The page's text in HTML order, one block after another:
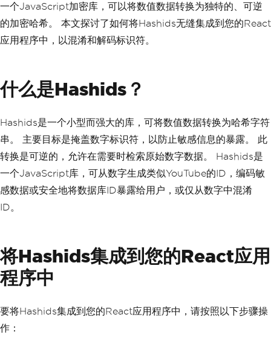
一个JavaScript加密库，可以将数值数据转换为独特的、可逆
的加密哈希。 本文探讨了如何将Hashids无缝集成到您的React
应用程序中，以混淆和解码标识符。
什么是Hashids？
Hashids是一个小型而强大的库，可将数值数据转换为哈希字符
串。 主要目标是掩盖数字标识符，以防止敏感信息的暴露。 此
转换是可逆的，允许在需要时检索原始数字数据。 Hashids是
一个JavaScript库，可从数字生成类似YouTube的ID，编码敏
感数据或安全地将数据库ID暴露给用户，或仅从数字中混淆
ID。
将Hashids集成到您的React应用
程序中
要将Hashids集成到您的React应用程序中，请按照以下步骤操
作：